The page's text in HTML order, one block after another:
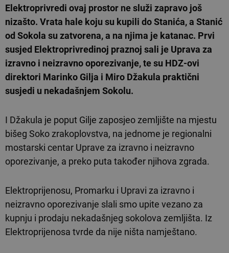
Elektroprivredi ovaj prostor ne služi zapravo još
nizašto. Vrata hale koju su kupili do Stanića, a Stanić
od Sokola su zatvorena, a na njima je katanac. Prvi
susjed Elektroprivredinoj praznoj sali je Uprava za
izravno i neizravno oporezivanje, te su HDZ-ovi
direktori Marinko Gilja i Miro Džakula praktični
susjedi u nekadašnjem Sokolu.
I Džakula je poput Gilje zaposjeo zemljište na mjestu
bišeg Soko zrakoplovstva, na jednome je regionalni
mostarski centar Uprave za izravno i neizravno
oporezivanje, a preko puta također njihova zgrada.
Elektroprijenosu, Promarku i Upravi za izravno i
neizravno oporezivanje slali smo upite vezano za
kupnju i prodaju nekadašnjeg sokolova zemljišta. Iz
Elektroprijenosa tvrde da nije ništa namještano.